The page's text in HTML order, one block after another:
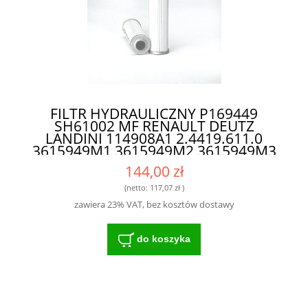
FILTR HYDRAULICZNY P169449
SH61002 MF RENAULT DEUTZ
LANDINI 114908A1 2.4419.611.0
3615949M1 3615949M2 3615949M3
3790454M2 3799319M1 4305928M1
4305928M91 4308416H1 6005003243
6005030722 B503095 - WYSOKIEJ
KLASY FILTR DLA ROLNIKÓW I
MECHANIKÓW
144,00 zł
(netto: 117,07 zł)
zawiera 23% VAT, bez kosztów dostawy
do koszyka